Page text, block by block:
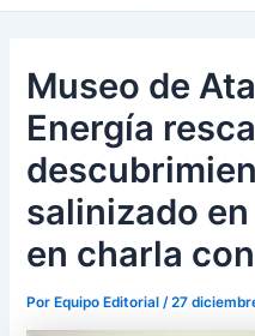
Museo de
Energía
salinizado
en charla
Por Equipo Editorial/27